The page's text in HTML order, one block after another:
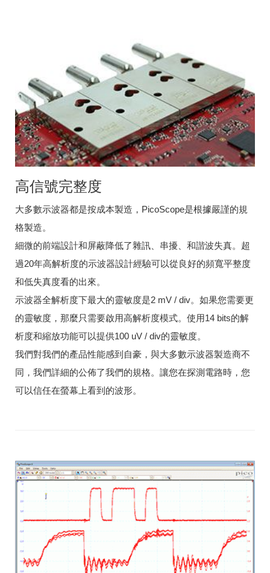
高信號完整度
大多數示波器都是按成本製造，PicoScope是根據嚴謹的規
格製造。
細微的前端設計和屏蔽降低了雜訊、串擾、和諧波失真。超
過20年高解析度的示波器設計經驗可以從良好的頻寬平整度
和低失真度看的出來。
示波器全解析度下最大的靈敏度是2 mV / div。如果您需要更
的靈敏度，那麼只需要啟用高解析度模式。使用14 bits的解
析度和縮放功能可以提供100 uV / div的靈敏度。
我們對我們的產品性能感到自豪，與大多數示波器製造商不
同，我們詳細的公佈了我們的規格。讓您在探測電路時，您
可以信任在螢幕上看到的波形。